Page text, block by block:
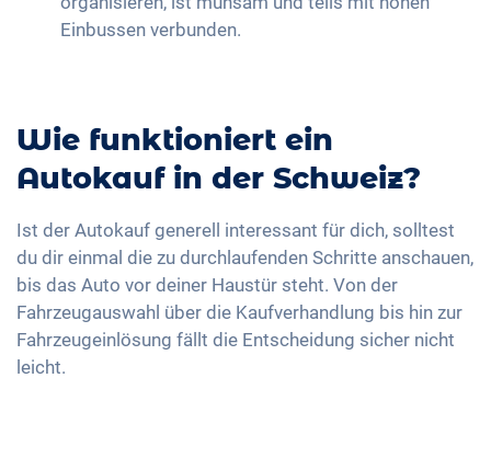
Einbussen verbunden.
Wie funktioniert ein
Autokauf in der Schweiz?
Ist der Autokauf generell interessant für dich, solltest
du dir einmal die zu durchlaufenden Schritte anschauen,
bis das Auto vor deiner Haustür steht. Von der
Fahrzeugauswahl über die Kaufverhandlung bis hin zur
Fahrzeugeinlösung fällt die Entscheidung sicher nicht
leicht.